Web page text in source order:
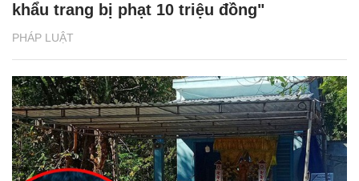
PHÁP LUẬT
khẩu trang bị phạt 10 triệu đồng"